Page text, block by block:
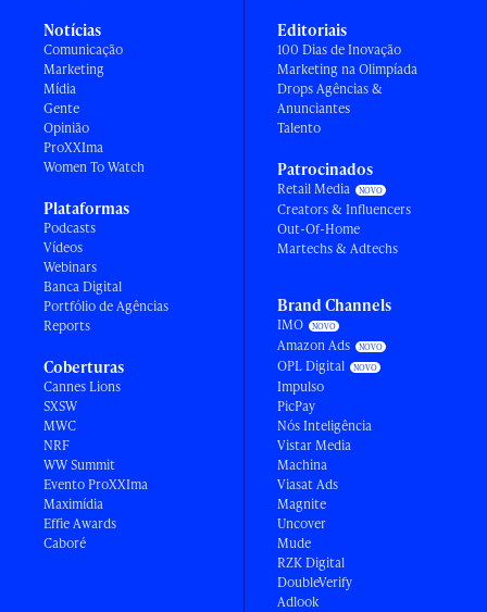
Notícias
Comunicação
Marketing
Mídia
Gente
Opinião
ProXXIma
Women To Watch
Plataformas
Podcasts
Vídeos
Webinars
Banca Digital
Portfólio de Agências
Reports
Coberturas
Cannes Lions
SXSW
MWC
NRF
WW Summit
Evento ProXXIma
Maximídia
Effie Awards
Caboré
Editoriais
100 Dias de Inovação
Marketing na Olimpíada
Drops Agências &
Anunciantes
Talento
Patrocinados
Retail Media
Creators & Influencers
Out-Of-Home
Martechs & Adtechs
Brand Channels
IMO
Amazon Ads
OPL Digital
Impulso
PicPay
Nós Inteligência
Vistar Media
Machina
Viasat Ads
Magnite
Uncover
Mude
RZK Digital
DoubleVerify
Adlook